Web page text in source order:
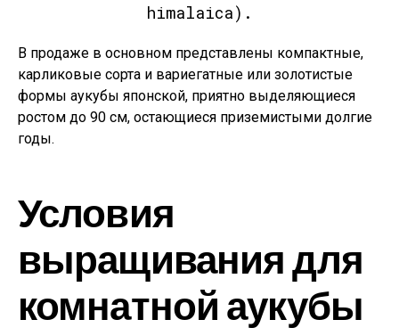
himalaica).
В продаже в основном представлены компактные,
карликовые сорта и вариегатные или золотистые
формы аукубы японской, приятно выделяющиеся
ростом до 90 см, остающиеся приземистыми долгие
годы.
Условия
выращивания для
комнатной аукубы